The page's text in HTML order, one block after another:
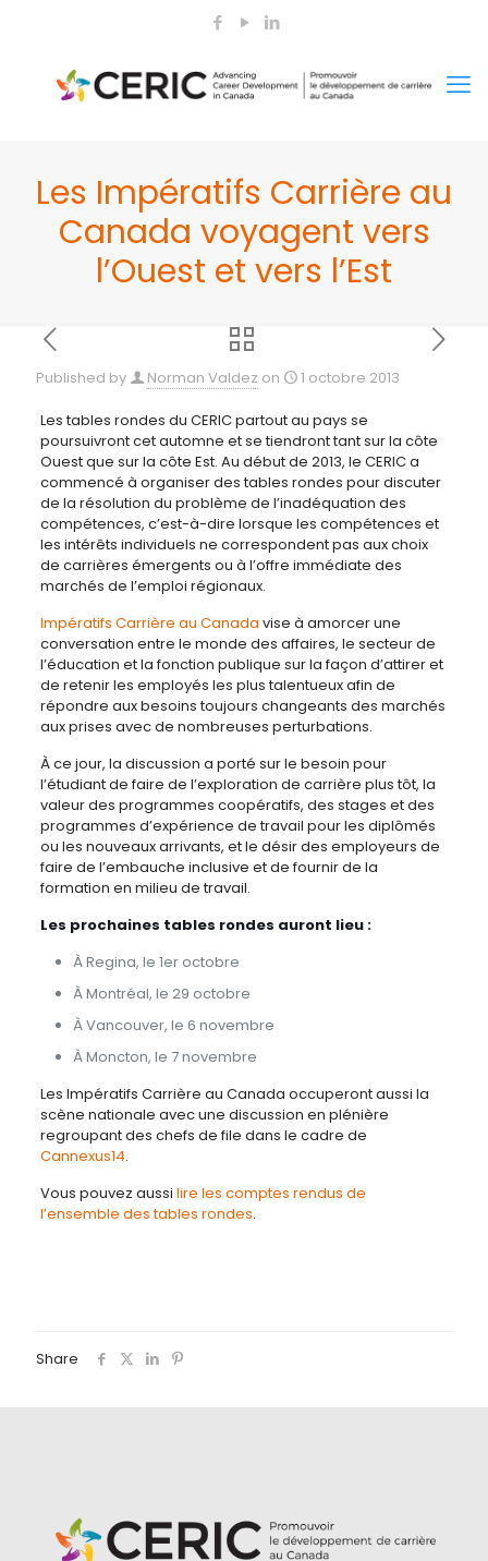
Les Impératifs Carrière au
Canada voyagent vers
l’Ouest et vers l’Est
Published by Norman Valdez on 1 octobre 2013
Les tables rondes du CERIC partout au pays se
poursuivront cet automne et se tiendront tant sur la côte
Ouest que sur la côte Est. Au début de 2013, le CERIC a
commencé à organiser des tables rondes pour discuter
de la résolution du problème de l’inadéquation des
compétences, c’est-à-dire lorsque les compétences et
les intérêts individuels ne correspondent pas aux choix
de carrières émergents ou à l’offre immédiate des
marchés de l’emploi régionaux.
Impératifs Carrière au Canada vise à amorcer une
conversation entre le monde des affaires, le secteur de
l’éducation et la fonction publique sur la façon d’attirer et
de retenir les employés les plus talentueux afin de
répondre aux besoins toujours changeants des marchés
aux prises avec de nombreuses perturbations.
À ce jour, la discussion a porté sur le besoin pour
l’étudiant de faire de l’exploration de carrière plus tôt, la
valeur des programmes coopératifs, des stages et des
programmes d’expérience de travail pour les diplômés
ou les nouveaux arrivants, et le désir des employeurs de
faire de l’embauche inclusive et de fournir de la
formation en milieu de travail.
Les prochaines tables rondes auront lieu :
À Regina, le 1er octobre
À Montréal, le 29 octobre
À Vancouver, le 6 novembre
À Moncton, le 7 novembre
Les Impératifs Carrière au Canada occuperont aussi la
scène nationale avec une discussion en plénière
regroupant des chefs de file dans le cadre de
Cannexus14.
Vous pouvez aussi lire les comptes rendus de
l’ensemble des tables rondes.
Share